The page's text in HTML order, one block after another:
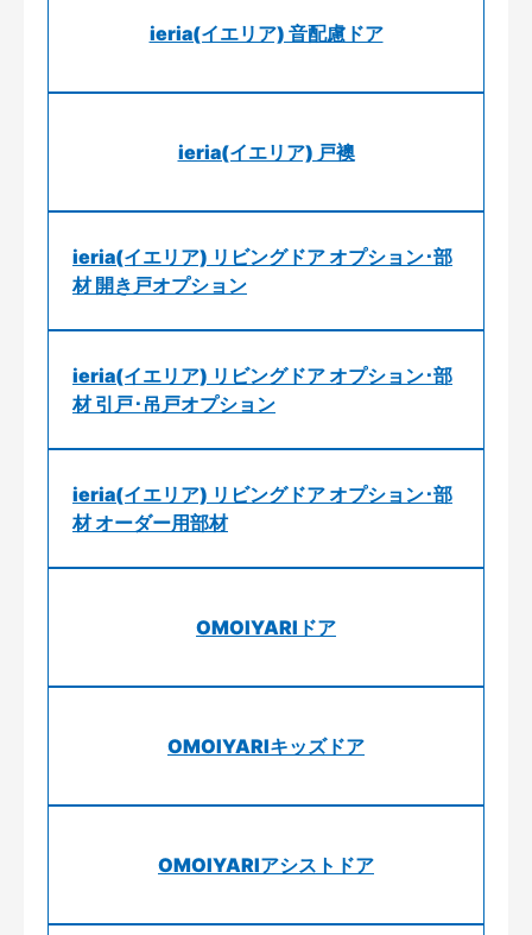
ieria(イエリア) 音配慮ドア
ieria(イエリア) 戸襖
ieria(イエリア) リビングドア オプション･部
材 開き戸オプション
ieria(イエリア) リビングドア オプション･部
材 引戸･吊戸オプション
ieria(イエリア) リビングドア オプション･部
材 オーダー用部材
OMOIYARIドア
OMOIYARIキッズドア
OMOIYARIアシストドア